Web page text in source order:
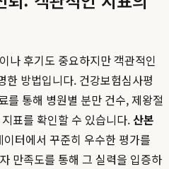
나 후기도 중요하지만 객관적인
한 방법입니다. 건강보험심사평
를 통해 병원별 분만 건수, 제왕절
표를 확인할 수 있습니다.산본
터에서 꾸준히 우수한 평가를
만족도를 통해 그 실력을 입증하